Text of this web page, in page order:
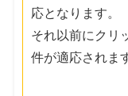
応となります。
それ以前にクリ
件が適応されま